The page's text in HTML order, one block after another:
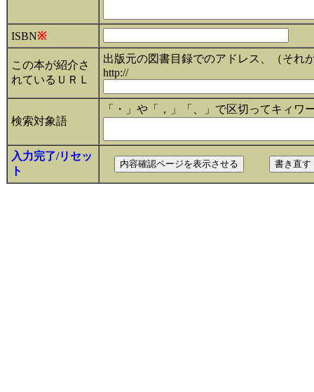
ISBN※
この本が紹介さ
れているＵＲＬ
出版元の図書目録でのアドレス、（それ
http://
検索対象語
「・」や「，」「、」で区切ってキィ
入力完了/リセッ
ト